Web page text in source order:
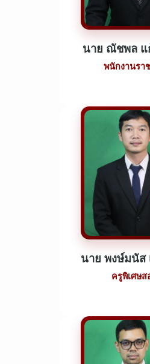
นาย ณัชพล แ
พนักงานรา
นาย พงษ์มนัส
ครูพิเศษส